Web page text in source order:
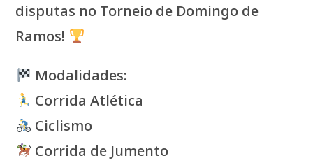
disputas no Torneio de Domingo de
Ramos!
Modalidades:
Corrida Atlética
Ciclismo
Corrida de Jumento